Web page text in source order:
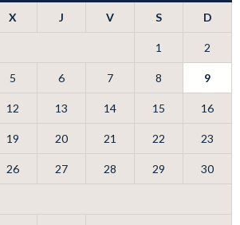
X J V S D
1 2
5 6 7 8 9
12 13 14 15 16
19 20 21 22 23
26 27 28 29 30